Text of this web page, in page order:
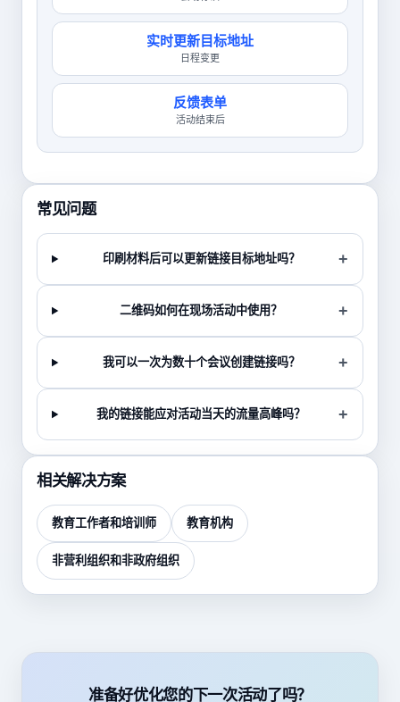
实时更新目标地址
日程变更
反馈表单
活动结束后
常见问题
印刷材料后可以更新链接目标地址吗？
二维码如何在现场活动中使用？
我可以一次为数十个会议创建链接吗？
我的链接能应对活动当天的流量高峰吗？
相关解决方案
教育工作者和培训师 教育机构
非营利组织和非政府组织
准备好优化您的下一次活动了吗？